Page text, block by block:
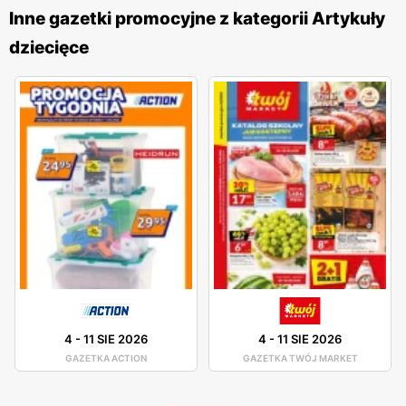
5.10.15jest różnorodność asortymentu. W ofercie znajdują
się nie tylko ubrania, ale także obuwie, akcesoria, zabawki
i artykuły szkolne. Dzięki temu rodzice mogą zaopatrzyć
swoje dzieci we wszystko, czego potrzebują, w jednym
miejscu. Produkty dostępne w
5.10.15charakteryzują się
wysoką jakością wykonania, co jest szczególnie istotne w
przypadku odzieży dziecięcej, która musi być wygodna i
trwała. Sieć kładzie duży nacisk na bezpieczeństwo i
komfort dzieci. Ubrania są projektowane z myślą o
aktywności najmłodszych, dlatego wykonane są z
przyjaznych dla skóry materiałów, które nie powodują
podrażnień. Dodatkowo, firma dba o to, aby jej produkty
były zgodne z najnowszymi trendami modowymi, co
sprawia, że dzieci chętnie noszą ubrania z 5.10.15.
Lokalizacja sklepów5.10.15jest również atutem sieci.
Inne gazetki promocyjne z kategorii Artykuły
dziecięce
4 -11 SIE 2026
GAZETKA ACTION
4 -11 SIE 2026
GAZETKA TWÓJ MARKET